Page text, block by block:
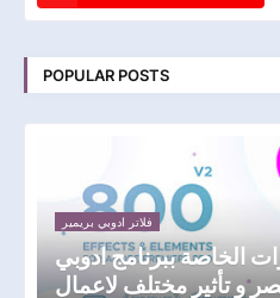
POPULAR POSTS
فلاتر ادوبي بريمير
الخاصة ببرنامج ادوبي
بها 800 عنصر و تأثير مختلف لاعمال